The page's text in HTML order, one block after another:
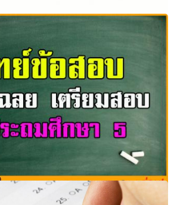
สอบกลาง ป.2 ป.4 ป.5 ม.1 ม.2 ปีการ
ลย มาตรฐานเตรียมสอบชั้นประถมศึกษา